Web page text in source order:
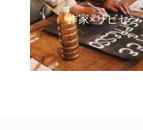
作家×リビセン